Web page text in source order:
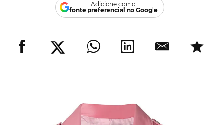
Adicione como
fonte preferencial no Google